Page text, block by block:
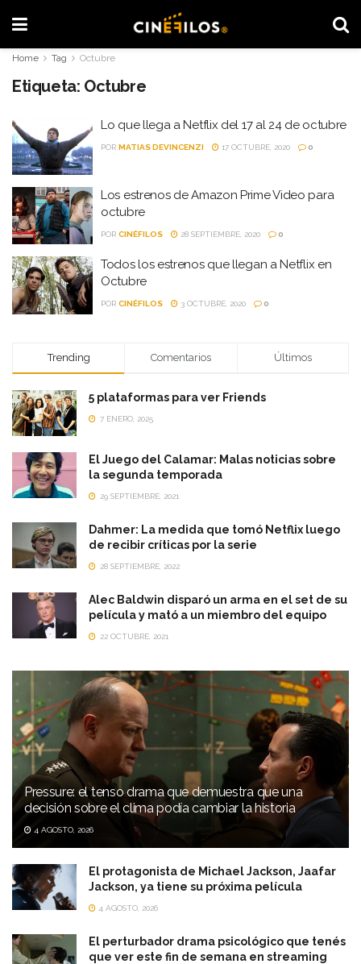
Home Tag Octubre
Etiqueta: Octubre
Lo que llega a Netflix del 17 al 24 de octubre
POR MATIAS DEVINCENZI 17 OCTUBRE, 2020 0
Los estrenos de Amazon Prime Video para
octubre
POR CINÉFILOS 28 SEPTIEMBRE, 2020 0
Todos los estrenos que llegan a Netflix en
Octubre
POR CINÉFILOS 3 OCTUBRE, 2020 0
Trending Comentarios Últimos
5 plataformas para ver Friends
7 ENERO, 2025
El Juego del Calamar: Malas noticias sobre
la segunda temporada
29 SEPTIEMBRE, 2021
Dahmer: La medida que tomó Netflix luego
de recibir críticas por la serie
28 SEPTIEMBRE, 2022
Alec Baldwin disparó un arma en el set de su
película y mató a un miembro del equipo
22 OCTUBRE, 2021
Pressure: el tenso drama que demuestra que una
decisión sobre el clima podía cambiar la historia
4 AGOSTO, 2026
El protagonista de Michael Jackson, Jaafar
Jackson, ya tiene su próxima película
4 AGOSTO, 2026
El perturbador drama psicológico que tenés
que ver este fin de semana en streaming